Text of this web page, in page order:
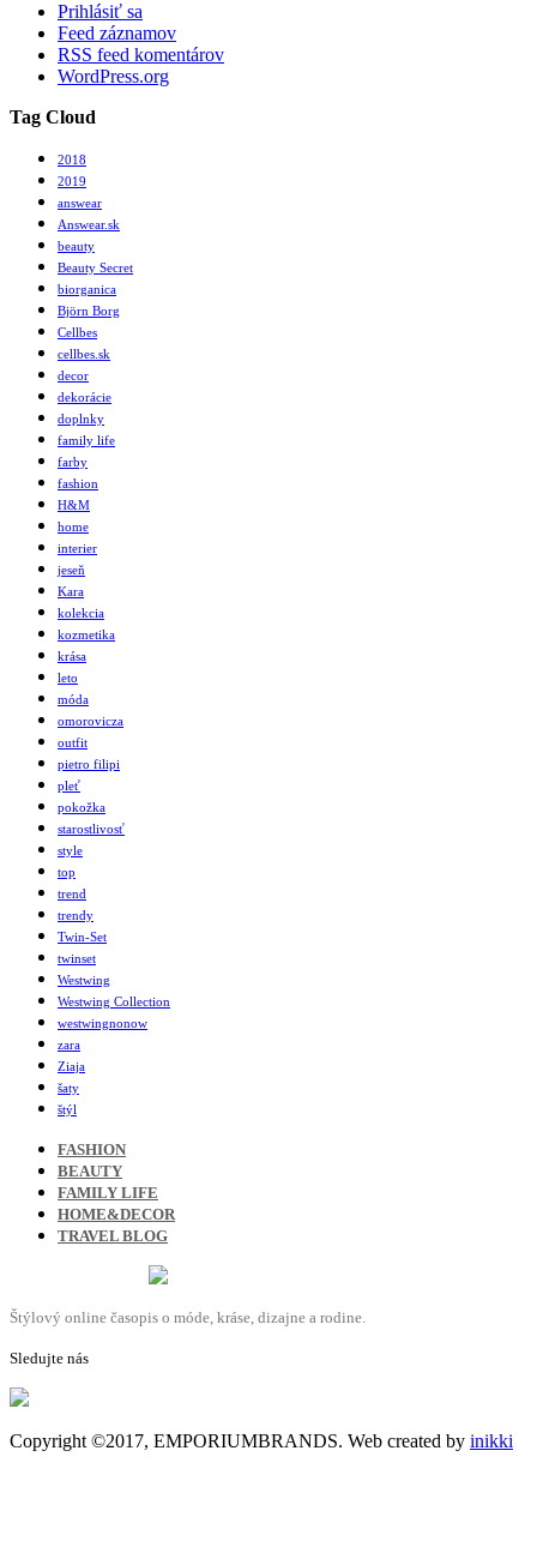
Prihlásiť sa
Feed záznamov
RSS feed komentárov
WordPress.org
Tag Cloud
2018
2019
answear
Answear.sk
beauty
Beauty Secret
biorganica
Björn Borg
Cellbes
cellbes.sk
decor
dekorácie
doplnky
family life
farby
fashion
H&M
home
interier
jeseň
Kara
kolekcia
kozmetika
krása
leto
móda
omorovicza
outfit
pietro filipi
pleť
pokožka
starostlivosť
style
top
trend
trendy
Twin-Set
twinset
Westwing
Westwing Collection
westwingnonow
zara
Ziaja
šaty
štýl
FASHION
BEAUTY
FAMILY LIFE
HOME&DECOR
TRAVEL BLOG
Štýlový online časopis o móde, kráse, dizajne a rodine.
Sledujte nás
Copyright ©2017, EMPORIUMBRANDS. Web created by inikki